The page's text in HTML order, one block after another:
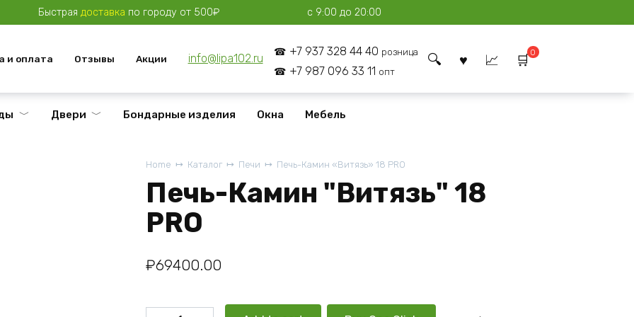
Быстрая доставка по городу от 500₽ с 9:00 до 20:00
и оплата Отзывы Акции info@lipa102.ru
+7 937 328 44 40 розница
+7 987 096 33 11 опт
0
Двери Бондарные изделия Окна Мебель
Home Каталог Печи Печь-Камин «Витязь» 18 PRO
Печь-Камин "Витязь" 18
PRO
₽69400.00